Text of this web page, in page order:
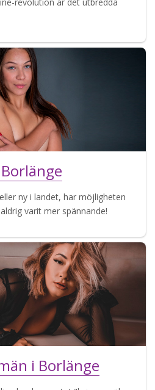
ny i landet, har möjligheten
varit mer spännande!
i Borlänge